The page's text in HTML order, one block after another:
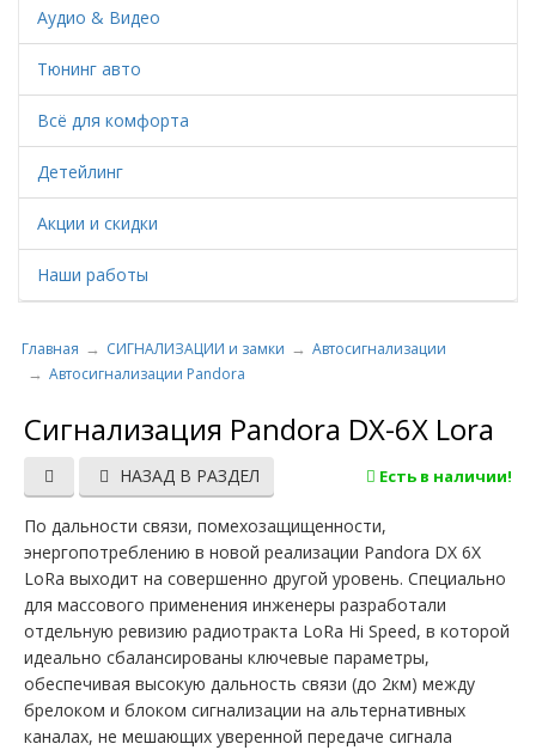
Аудио & Видео
Тюнинг авто
Всё для комфорта
Детейлинг
Акции и скидки
Наши работы
Главная СИГНАЛИЗАЦИИ и замки
Автосигнализации
Автосигнализации Pandora
Cигнализация Pandora DX-6X Lora
НАЗАД В РАЗДЕЛ Есть в наличии!
По дальности связи, помехозащищенности,
энергопотреблению в новой реализации Pandora DX 6X
LoRa выходит на совершенно другой уровень. Специально
для массового применения инженеры разработали
отдельную ревизию радиотракта LoRa Hi Speed, в которой
идеально сбалансированы ключевые параметры,
обеспечивая высокую дальность связи (до 2км) между
брелоком и блоком сигнализации на альтернативных
каналах, не мешающих уверенной передаче сигнала